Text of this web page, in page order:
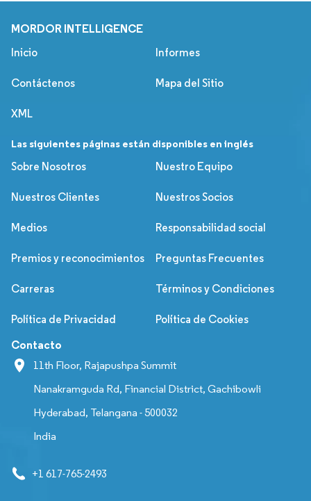
MORDOR INTELLIGENCE
Inicio Informes
Contáctenos Mapa del Sitio
XML
Las siguientes páginas están disponibles en inglés
Sobre Nosotros
Nuestro Equipo
Nuestros Clientes Nuestros Socios
Medios Responsabilidad social
Premios y reconocimientos Preguntas Frecuentes
Carreras Términos y Condiciones
Política de Privacidad Política de Cookies
Contacto
11th Floor, Rajapushpa Summit
Nanakramguda Rd, Financial District, Gachibowli
Hyderabad, Telangana - 500032
India
+1 617-765-2493